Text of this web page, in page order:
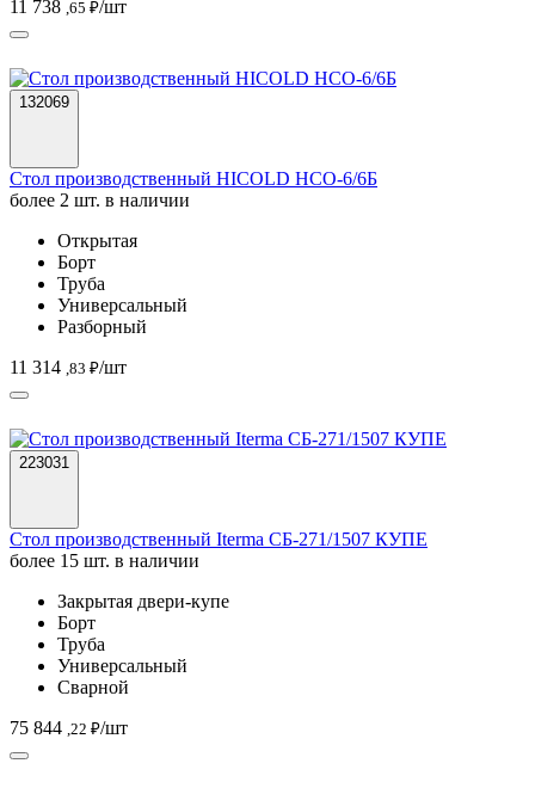
11 738 ,65 ₽/шт
132069
Стол производственный HICOLD НСО-6/6Б
более 2 шт. в наличии
Открытая
Борт
Труба
Универсальный
Разборный
11 314 ,83 ₽/шт
223031
Стол производственный Iterma СБ-271/1507 КУПЕ
более 15 шт. в наличии
Закрытая двери-купе
Борт
Труба
Универсальный
Сварной
75 844 ,22 ₽/шт